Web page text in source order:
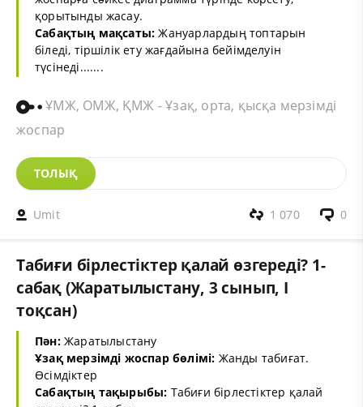
қорытынды жасау.
Сабақтың мақсаты: Жануарлардың топтарын
біледі, тіршілік ету жағдайына бейімделуін
түсінеді.......
ҰМЖ, ОМЖ, ҚМЖ - Ұзақ, орта, қысқа мерзімді
жоспар
ТОЛЫҚ
Umit 0
1 070
Табиғи бірлестіктер қалай өзгереді? 1-
сабақ (Жаратылыстану, 3 сынып, I
тоқсан)
Пән:Жаратылыстану
Ұзақ мерзімді жоспар бөлімі: Жанды табиғат.
Өсімдіктер
Сабақтың тақырыбы: Табиғи бірлестіктер қалай